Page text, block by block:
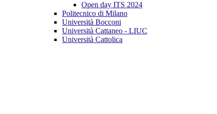
Open day ITS 2024
Politecnico di Milano
Università Bocconi
Università Cattaneo - LIUC
Università Cattolica